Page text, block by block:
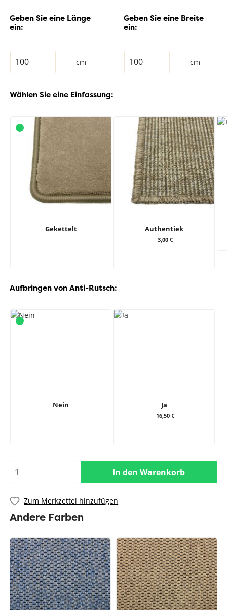
Geben Sie eine Länge
ein:
cm
Geben Sie eine Breite
ein:
cm
Wählen Sie eine Einfassung:
Gekettelt Authentiek
3,00 €
Aufbringen von Anti-Rutsch:
Nein Ja
16,50 €
In den Warenkorb
Zum Merkzettel hinzufügen
Andere Farben